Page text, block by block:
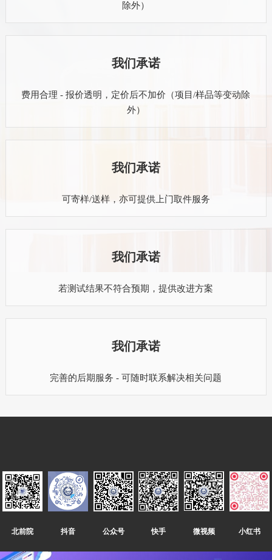
除外）
我们承诺
费用合理 - 报价透明，定价后不加价（项目/样品等变动除
外）
我们承诺
可寄样/送样，亦可提供上门取件服务
我们承诺
若测试结果不符合预期，提供改进方案
我们承诺
完善的后期服务 - 可随时联系解决相关问题
北前院 抖音 公众号 快手 微视频 小红书